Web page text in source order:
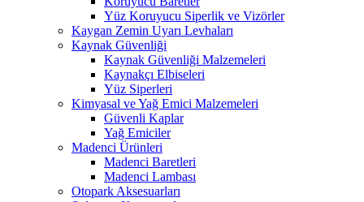
Yüz Koruyucu Siperlik ve Vizörler
Kaygan Zemin Uyarı Levhaları
Kaynak Güvenliği
Kaynak Güvenliği Malzemeleri
Kaynakçı Elbiseleri
Yüz Siperleri
Kimyasal ve Yağ Emici Malzemeleri
Güvenli Kaplar
Yağ Emiciler
Madenci Ürünleri
Madenci Baretleri
Madenci Lambası
Otopark Aksesuarları